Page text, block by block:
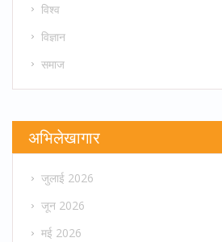
विश्व
विज्ञान
समाज
अभिलेखागार
जुलाई 2026
जून 2026
मई 2026